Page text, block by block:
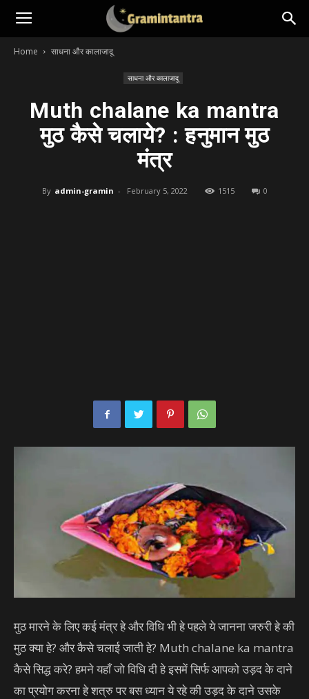
Home साधना और कालाजादू
साधना और कालाजादू
Muth chalane ka mantra
मुठ कैसे चलाये? : हनुमान मुठ
मंत्र
By admin-gramin - February 5, 2022 1515 0
मुठ मारने के लिए कई मंत्र हे और विधि भी हे पहले ये जानना जरुरी हे की
मुठ क्या हे? और कैसे चलाई जाती हे? Muth chalane ka mantra
कैसे सिद्ध करे? हमने यहाँ जो विधि दी हे इसमें सिर्फ आपको उड़द के दाने
का प्रयोग करना हे शत्रु पर बस ध्यान ये रहे की उड़द के दाने उसके